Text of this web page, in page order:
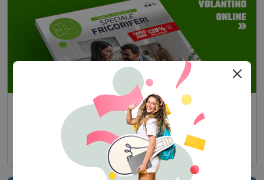
Speciale Frigoriferi
Fino al 19 agosto 2026 in negozio e on line
Scopri di più